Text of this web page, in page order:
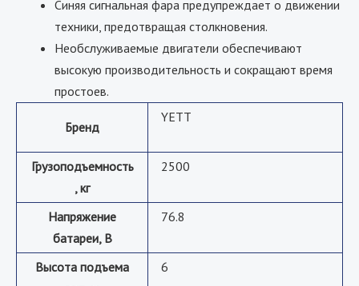
Синяя сигнальная фара предупреждает о движении
техники, предотвращая столкновения.
Необслуживаемые двигатели обеспечивают
высокую производительность и сокращают время
простоев.
Бренд
YETT
Грузоподъемность
, кг
2500
Напряжение
батареи, B
76.8
Высота подъема
6